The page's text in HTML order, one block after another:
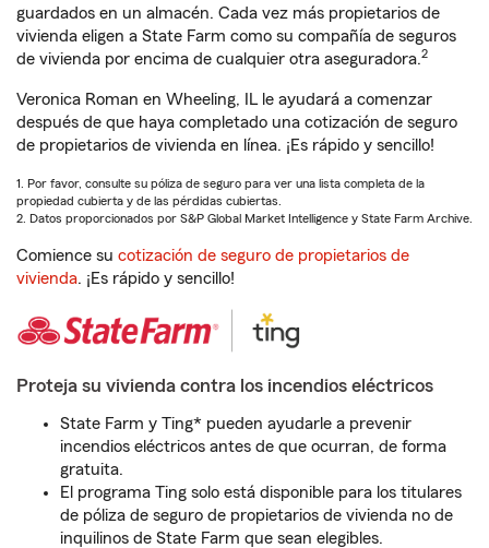
guardados en un almacén. Cada vez más propietarios de
vivienda eligen a State Farm como su compañía de seguros
de vivienda por encima de cualquier otra aseguradora.2
Veronica Roman en Wheeling, IL le ayudará a comenzar
después de que haya completado una cotización de seguro
de propietarios de vivienda en línea. ¡Es rápido y sencillo!
1. Por favor, consulte su póliza de seguro para ver una lista completa de la
propiedad cubierta y de las pérdidas cubiertas.
2. Datos proporcionados por S&P Global Market Intelligence y State Farm Archive.
Comience su cotización de seguro de propietarios de
vivienda. ¡Es rápido y sencillo!
Proteja su vivienda contra los incendios eléctricos
State Farm y Ting* pueden ayudarle a prevenir
incendios eléctricos antes de que ocurran, de forma
gratuita.
El programa Ting solo está disponible para los titulares
de póliza de seguro de propietarios de vivienda no de
inquilinos de State Farm que sean elegibles.